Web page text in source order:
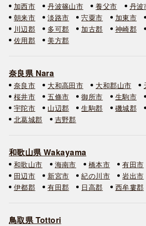
加西市
丹波篠山市 養父市 丹波
朝来市
淡路市 宍粟市 加東市
川辺郡
多可郡 加古郡 神崎郡
佐用郡
美方郡
奈良県 Nara
奈良市 大和高田市 大和郡山市
桜井市
五條市 御所市 生駒市
宇陀市
山辺郡 生駒郡 磯城郡
北葛城郡
吉野郡
和歌山県 Wakayama
和歌山市 海南市 橋本市 有田市
田辺市
新宮市 紀の川市 岩出市
伊都郡
有田郡 日高郡 西牟婁郡
鳥取県 Tottori